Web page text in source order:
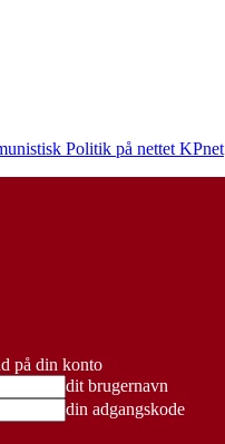
KPnet
på din konto
dit brugernavn
din adgangskode